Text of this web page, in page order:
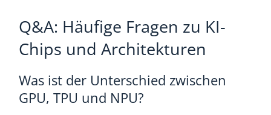
Q&A: Häufige Fragen zu KI-
Chips und Architekturen
Was ist der Unterschied zwischen
GPU, TPU und NPU?